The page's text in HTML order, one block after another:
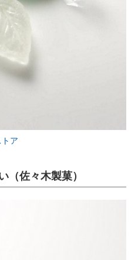
ア
（佐々木製菓）